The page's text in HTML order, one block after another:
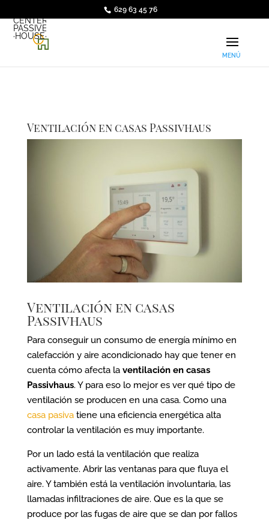
CENTER
PASSIVE
·HOUSE·
629 63 45 76
Ventilación en casas Passivhaus
Ventilación en casas
Passivhaus
Para conseguir un consumo de energía mínimo en
calefacción y aire acondicionado hay que tener en
cuenta cómo afecta la ventilación en casas
Passivhaus. Y para eso lo mejor es ver qué tipo de
ventilación se producen en una casa. Como una
casa pasivatiene una eficiencia energética alta
controlar la ventilación es muy importante.
Por un lado está la ventilación que realiza
activamente. Abrir las ventanas para que fluya el
aire. Y también está la ventilación involuntaria, las
llamadas infiltraciones de aire. Que es la que se
produce por las fugas de aire que se dan por fallos